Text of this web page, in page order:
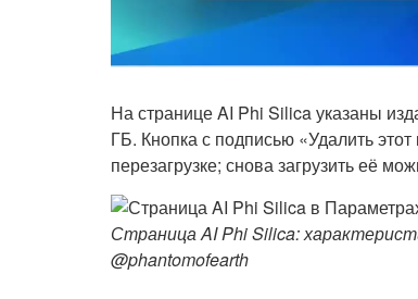
На странице AI Phi Silica указаны
ГБ. Кнопка с подписью «Удалить
перезагрузке; снова загрузить её
Страница AI Phi Silica:
@phantomofearth